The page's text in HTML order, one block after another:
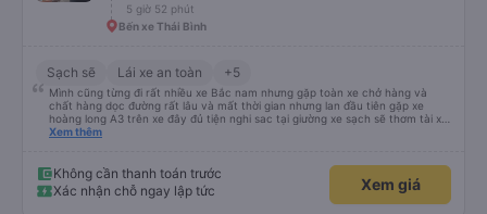
5 giờ 52 phút
Bến xe Thái Bình
Sạch sẽ Lái xe an toàn +5
Mình cũng từng đi rất nhiều xe Bắc nam nhưng gặp toàn xe chở hàng và
chất hàng dọc đường rất lâu và mất thời gian nhưng lan đầu tiên gặp xe
hoàng long A3 trên xe đây đủ tiện nghi sac tại giường xe sạch sẽ thơm tài xế
lo xe thoải mái vui tính sẽ con ung hô nhe
Xem thêm
Không cần thanh toán trước
Xác nhận chỗ ngay lập tức
Xem giá